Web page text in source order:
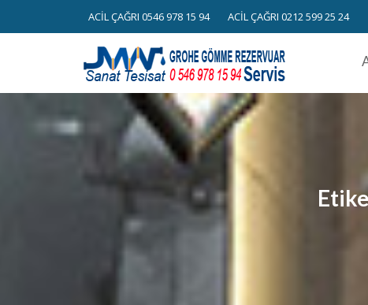
ACİL ÇAĞRI 0546 978 15 94 ACİL ÇAĞRI 0212 599 25 24